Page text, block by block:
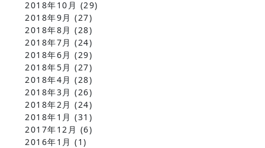
2018年10月 (29)
2018年9月 (27)
2018年8月 (28)
2018年7月 (24)
2018年6月 (29)
2018年5月 (27)
2018年4月 (28)
2018年3月 (26)
2018年2月 (24)
2018年1月 (31)
2017年12月 (6)
2016年1月 (1)